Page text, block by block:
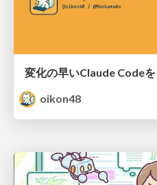
変化の早いClaude Code
oikon48